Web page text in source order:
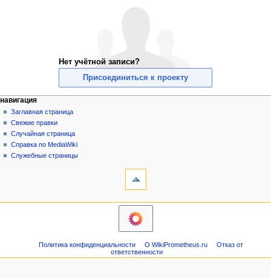
Нет учётной записи?
Присоединиться к проекту
Н
а
в
и
действия на странице
служебная
страница
персональные инструменты
создать
учётную
запись
войти
навигация
Заглавная страница
Свежие правки
Случайная страница
Справка по MediaWiki
Служебные страницы
навигация
Политика конфиденциальности О WikiPrometheus.ru
Отказ от
ответственности